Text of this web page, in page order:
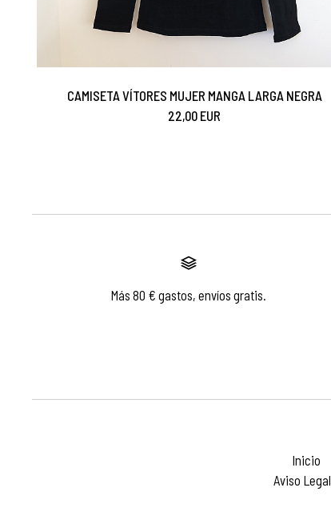
CAMISETA VÍTORES MUJER MANGA LARGA NEGRA
22,00 EUR
Más 80 € gastos, envíos gratis.
Inicio
Aviso Legal